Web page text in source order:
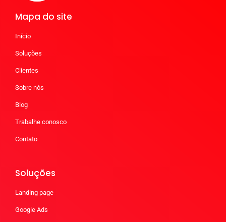
Mapa do site
Início
Soluções
Clientes
Sobre nós
Blog
Trabalhe conosco
Contato
Soluções
Landing page
Google Ads